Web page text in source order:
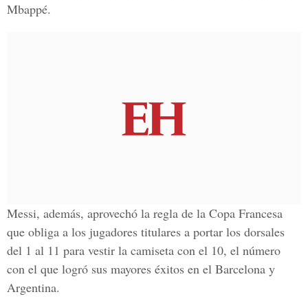
Mbappé.
Messi, además, aprovechó la regla de la Copa Francesa
que obliga a los jugadores titulares a portar los dorsales
del 1 al 11 para vestir la camiseta con el 10, el número
con el que logró sus mayores éxitos en el Barcelona y
Argentina.